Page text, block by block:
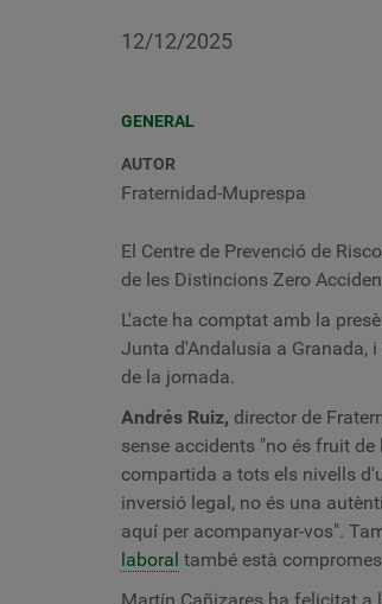
12/12/2025
GENERAL
AUTOR
Fraternidad-Muprespa
El Centre de Prevenció de
de les Distincions Zero
L'acte ha comptat amb la
Junta d'Andalusia a Granada, i
de la jornada.
Andrés Ruiz, director de
sense accidents "no és fruit
compartida a tots els nivells
inversió legal, no és una
aquí per acompanyar-vos".
laboral també està